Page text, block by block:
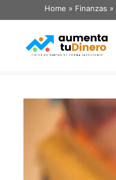
Home » Finanzas »